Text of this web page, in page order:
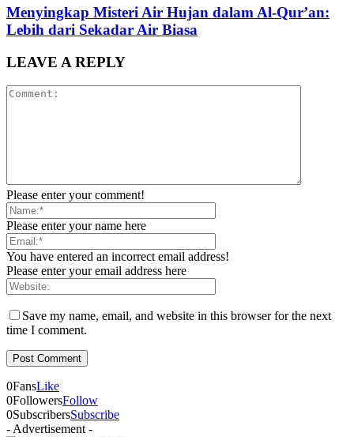
Menyingkap Misteri Air Hujan dalam Al-Qur’an:
Lebih dari Sekadar Air Biasa
LEAVE A REPLY
Please enter your comment!
Please enter your name here
You have entered an incorrect email address!
Please enter your email address here
Save my name, email, and website in this browser for the next
time I comment.
0FansLike
0FollowersFollow
0SubscribersSubscribe
- Advertisement -